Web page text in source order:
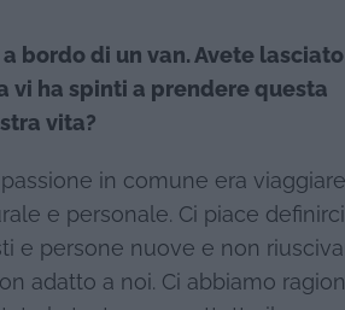
bordo di un van. Avete
vi ha spinti a prendere questa
vita?
in comune era
e personale. Ci piace
e persone nuove e non
adatto a noi. Ci abbiamo